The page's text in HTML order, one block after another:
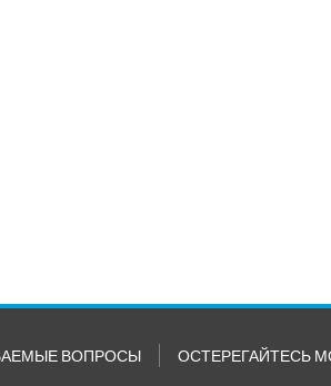
ВОПРОСЫ ОСТЕРЕГАЙТЕСЬ